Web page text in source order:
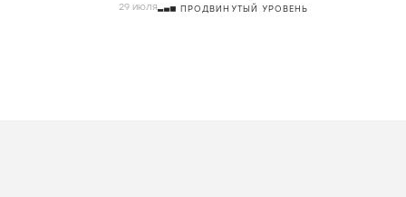
29 июля ПРОДВИНУТЫЙ УРОВЕНЬ